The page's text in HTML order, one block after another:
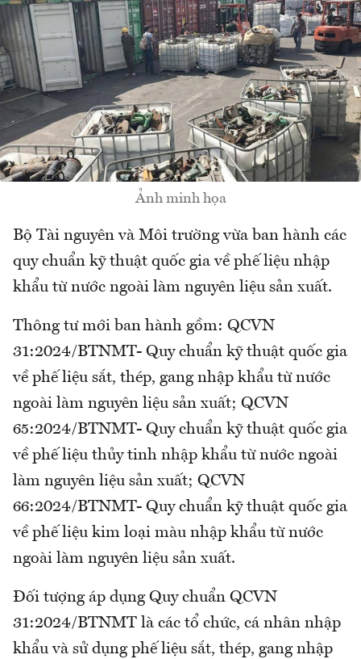
Ảnh minh họa
Bộ Tài nguyên và Môi trường vừa ban hành các
quy chuẩn kỹ thuật quốc gia về phế liệu nhập
khẩu từ nước ngoài làm nguyên liệu sản xuất.
Thông tư mới ban hành gồm: QCVN
31:2024/BTNMT- Quy chuẩn kỹ thuật quốc gia
về phế liệu sắt, thép, gang nhập khẩu từ nước
ngoài làm nguyên liệu sản xuất; QCVN
65:2024/BTNMT- Quy chuẩn kỹ thuật quốc gia
về phế liệu thủy tinh nhập khẩu từ nước ngoài
làm nguyên liệu sản xuất; QCVN
66:2024/BTNMT- Quy chuẩn kỹ thuật quốc gia
về phế liệu kim loại màu nhập khẩu từ nước
ngoài làm nguyên liệu sản xuất.
Đối tượng áp dụng Quy chuẩn QCVN
31:2024/BTNMT là các tổ chức, cá nhân nhập
khẩu và sử dụng phế liệu sắt, thép, gang nhập